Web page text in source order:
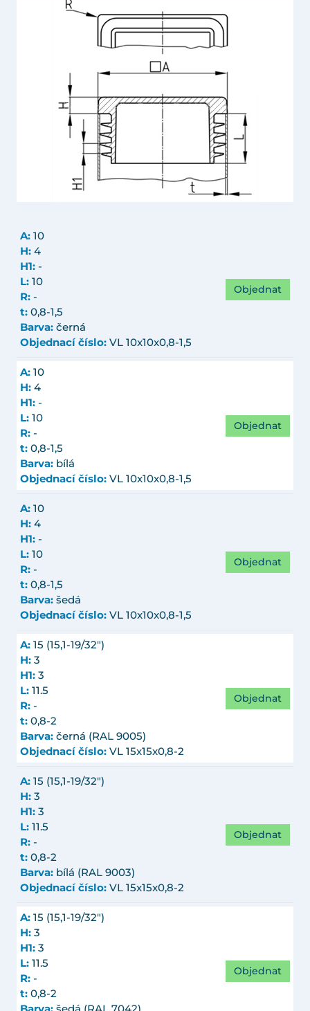
A: 10
H: 4
H1: -
L: 10
R: -
t: 0,8-1,5
Barva: černá
Objednací číslo: VL 10x10x0,8-1,5
Objednat
A: 10
H: 4
H1: -
L: 10
R: -
t: 0,8-1,5
Barva: bílá
Objednací číslo: VL 10x10x0,8-1,5
Objednat
A: 10
H: 4
H1: -
L: 10
R: -
t: 0,8-1,5
Barva: šedá
Objednací číslo: VL 10x10x0,8-1,5
Objednat
A: 15 (15,1-19/32")
H: 3
H1: 3
L: 11.5
R: -
t: 0,8-2
Barva: černá (RAL 9005)
Objednací číslo: VL 15x15x0,8-2
Objednat
A: 15 (15,1-19/32")
H: 3
H1: 3
L: 11.5
R: -
t: 0,8-2
Barva: bílá (RAL 9003)
Objednací číslo: VL 15x15x0,8-2
Objednat
A: 15 (15,1-19/32")
H: 3
H1: 3
L: 11.5
R: -
t: 0,8-2
Objednat